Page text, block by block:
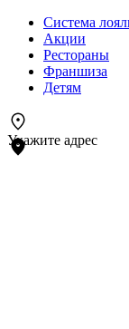
Система
Акции
Рестораны
Франшиза
Детям
Укажите адрес